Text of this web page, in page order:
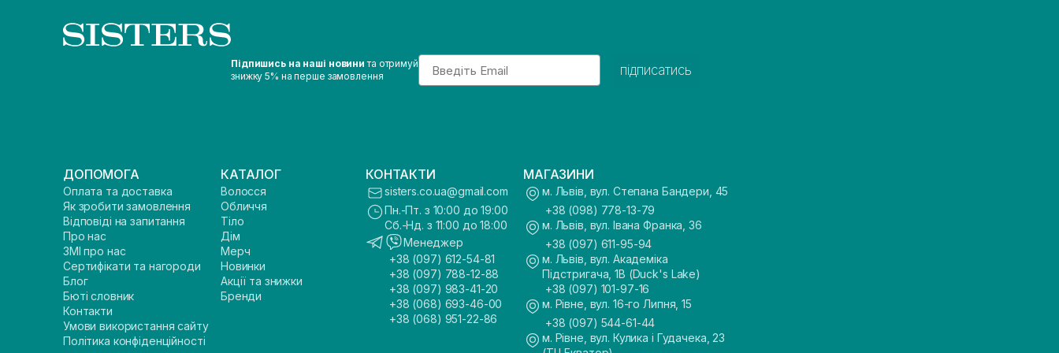
Підпишись на наші новини та отримуй
знижку 5% на перше замовлення
Email
підписатись
ДОПОМОГА
Оплата та доставка
Як зробити замовлення
Відповіді на запитання
Про нас
ЗМІ про нас
Сертифікати та нагороди
Блог
Бюті словник
Контакти
Умови використання сайту
Політика конфіденційності
КАТАЛОГ
Волосся
Обличчя
Тіло
Дім
Мерч
Новинки
Акції та знижки
Бренди
КОНТАКТИ
sisters.co.ua@gmail.com
Пн.-Пт. з 10:00 до 19:00
Сб.-Нд. з 11:00 до 18:00
Менеджер
+38 (097) 612-54-81
+38 (097) 788-12-88
+38 (097) 983-41-20
+38 (068) 693-46-00
+38 (068) 951-22-86
МАГАЗИНИ
м. Львів, вул. Степана Бандери, 45
+38 (098) 778-13-79
м. Львів, вул. Івана Франка, 36
+38 (097) 611-95-94
м. Львів, вул. Академіка
Підстригача, 1В (Duck's Lake)
+38 (097) 101-97-16
м. Рівне, вул. 16-го Липня, 15
+38 (097) 544-61-44
м. Рівне, вул. Кулика і Гудачека, 23